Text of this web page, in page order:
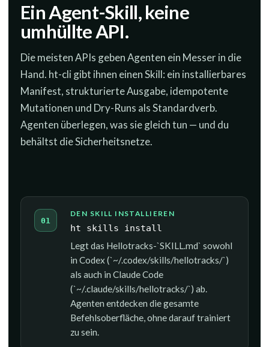
Ein Agent-Skill, keine
umhüllte API.
Die meisten APIs geben Agenten ein Messer in die
Hand. ht-cli gibt ihnen einen Skill: ein installierbares
Manifest, strukturierte Ausgabe, idempotente
Mutationen und Dry-Runs als Standardverb.
Agenten überlegen, was sie gleich tun — und du
behältst die Sicherheitsnetze.
01
DEN SKILL INSTALLIEREN
ht skills install
Legt das Hellotracks-`SKILL.md` sowohl
in Codex (`~/.codex/skills/hellotracks/`)
als auch in Claude Code
(`~/.claude/skills/hellotracks/`) ab.
Agenten entdecken die gesamte
Befehlsoberfläche, ohne darauf trainiert
zu sein.